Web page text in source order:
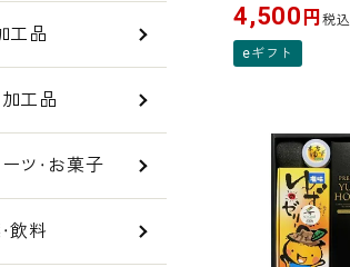
4,500 円 税込
eギフト
工品
工品
ツ・お菓子
飲料